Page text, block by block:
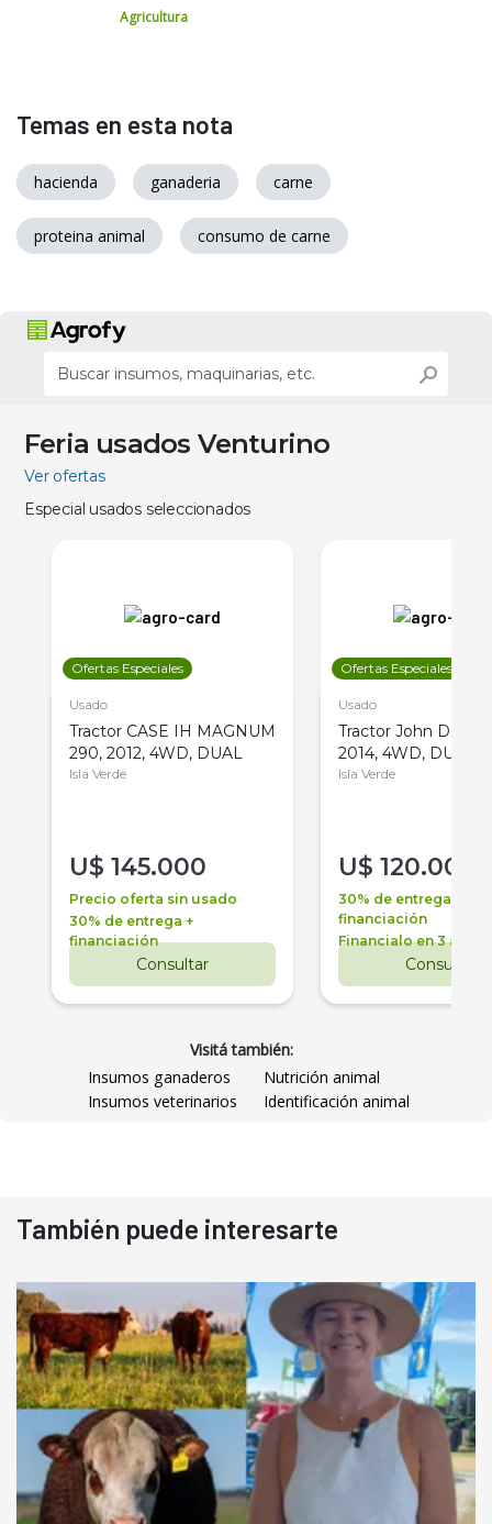
Agricultura
Temas en esta nota
hacienda ganaderia carne
proteina animal consumo de carne
Feria usados Venturino
Ver ofertas
Especial usados seleccionados
Ofertas Especiales
Usado
Tractor CASE IH MAGNUM
290, 2012, 4WD, DUAL
Isla Verde
U$ 145.000
Precio oferta sin usado
30% de entrega +
financiación
Consultar
Ofertas Especiales
Usado
Tractor John Deere
2014, 4WD, DUAL
Isla Verde
U$ 120.000
30% de entrega +
financiación
Financialo en 3 años
Consultar
Visitá también:
Insumos ganaderos
Nutrición animal
Insumos veterinarios
Identificación animal
También puede interesarte